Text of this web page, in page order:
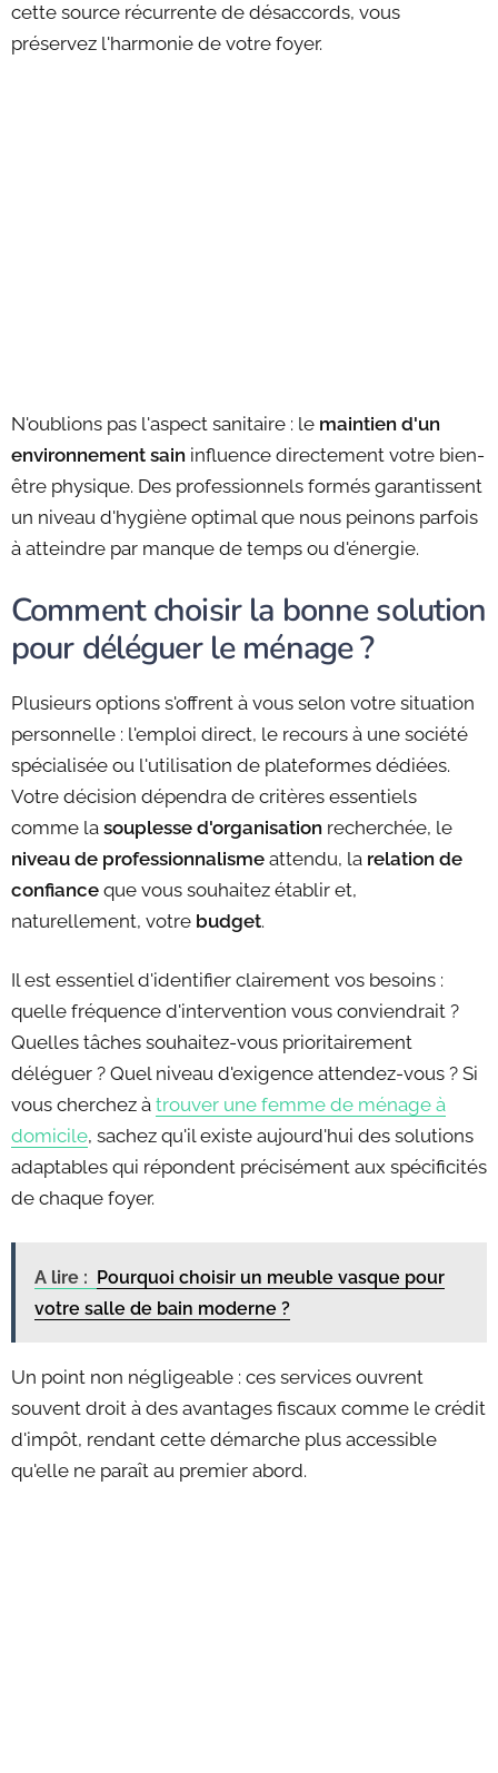
cette source récurrente de désaccords, vous
préservez l'harmonie de votre foyer.
N'oublions pas l'aspect sanitaire : le maintien d'un
environnement sain influence directement votre bien-
être physique. Des professionnels formés garantissent
un niveau d'hygiène optimal que nous peinons parfois
à atteindre par manque de temps ou d'énergie.
Comment choisir la bonne solution
pour déléguer le ménage ?
Plusieurs options s'offrent à vous selon votre situation
personnelle : l'emploi direct, le recours à une société
spécialisée ou l'utilisation de plateformes dédiées.
Votre décision dépendra de critères essentiels
comme la souplesse d'organisation recherchée, le
niveau de professionnalisme attendu, la relation de
confiance que vous souhaitez établir et,
naturellement, votre budget.
Il est essentiel d'identifier clairement vos besoins :
quelle fréquence d'intervention vous conviendrait ?
Quelles tâches souhaitez-vous prioritairement
déléguer ? Quel niveau d'exigence attendez-vous ? Si
vous cherchez à trouver une femme de ménage à
domicile, sachez qu'il existe aujourd'hui des solutions
adaptables qui répondent précisément aux spécificités
de chaque foyer.
A lire : Pourquoi choisir un meuble vasque pour
votre salle de bain moderne ?
Un point non négligeable : ces services ouvrent
souvent droit à des avantages fiscaux comme le crédit
d'impôt, rendant cette démarche plus accessible
qu'elle ne paraît au premier abord.